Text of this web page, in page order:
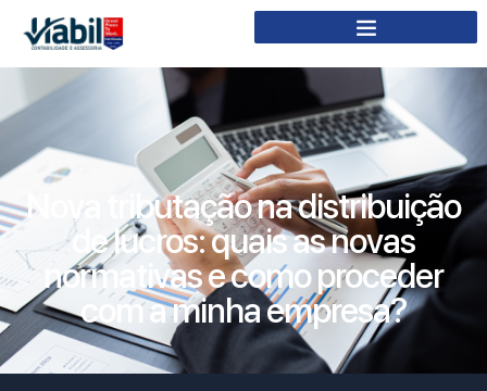
Nova tributação na distribuição
de lucros: quais as novas
normativas e como proceder
com a minha empresa?